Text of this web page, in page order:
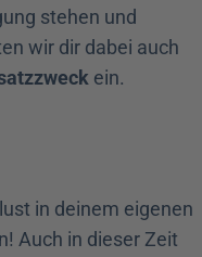
stehen und
ein.
in deinem eigenen
Auch in dieser Zeit